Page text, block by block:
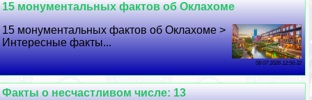
15 монументальных фактов об Оклахоме
15 монументальных фактов об Оклахоме >
Интересные факты...
08 07 2026 12:56:32
Факты о несчастливом числе: 13